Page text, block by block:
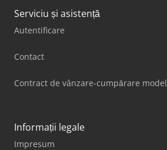
Serviciu și asistență
Autentificare
Contact
Contract de vânzare-cumpărare model
Informații legale
Impresum